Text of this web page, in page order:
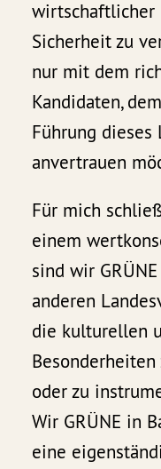
wirtschaftlicher
Sicherheit zu
nur mit dem
Kandidaten,
Führung dieses
anvertrauen
Für mich
einem
sind wir
anderen
die kulturellen
oder zu
Wir GRÜNE in
eine